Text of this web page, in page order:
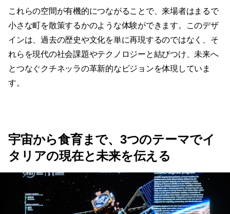
これらの空間が有機的につながることで、来場者はまるで
小さな町を散策するかのような体験ができます。このデザ
インは、過去の歴史や文化を単に再現するのではなく、そ
れらを現代の社会課題やテクノロジーと結びつけ、未来へ
とつなぐクチネッラの革新的なビジョンを体現していま
す。
宇宙から食育まで、3つのテーマでイ
タリアの現在と未来を伝える